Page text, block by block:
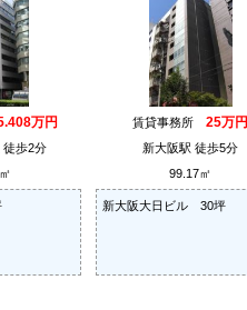
万円
徒歩2分
賃貸事務所 25万円
新大阪駅 徒歩5分
99.17㎡
新大阪大日ビル 30坪